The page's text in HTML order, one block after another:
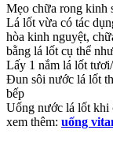
Mẹo chữa rong kinh
Lá lốt vừa có tác
hòa kinh nguyệt,
bằng lá lốt cụ thể
Lấy 1 nắm lá lốt
Đun sôi nước lá lốt
bếp
Uống nước lá lốt khi
xem thêm: uống